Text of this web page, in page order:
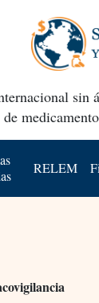
sin
de
RELEM